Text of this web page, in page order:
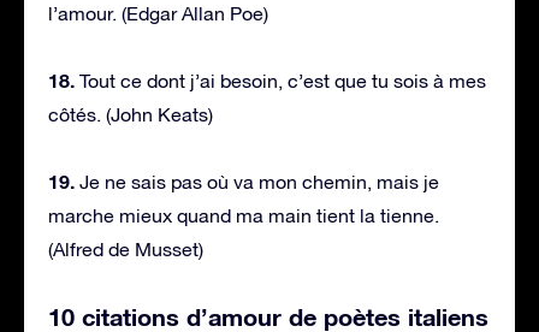
l’amour. (Edgar Allan Poe)
18. Tout ce dont j’ai besoin, c’est que tu sois à mes
côtés. (John Keats)
19. Je ne sais pas où va mon chemin, mais je
marche mieux quand ma main tient la tienne.
(Alfred de Musset)
10 citations d’amour de poètes italiens